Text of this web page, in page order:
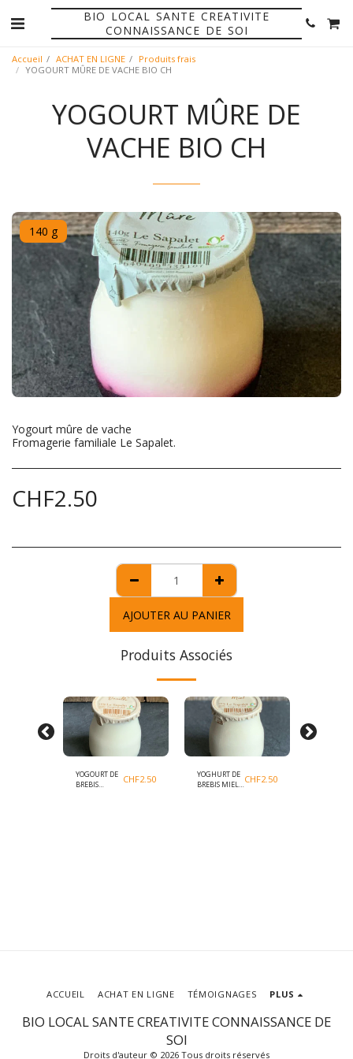
BIO LOCAL SANTE CREATIVITE
CONNAISSANCE DE SOI
Accueil ACHAT EN LIGNE
Produits frais
YOGOURT MÛRE DE VACHE BIO CH
YOGOURT MÛRE DE
VACHE BIO CH
140 g
Yogourt mûre de vache
Fromagerie familiale Le Sapalet.
CHF2.50
AJOUTER AU PANIER
Produits Associés
YOGOURT DE
BREBIS
CHF2.50
YOGHURT DE
BREBIS MIEL
CHF2.50
BIO LOCAL SANTE CREATIVITE CONNAISSANCE DE
SOI
Droits d'auteur © 2026 Tous droits réservés
ACCUEIL ACHAT EN LIGNE TÉMOIGNAGES PLUS